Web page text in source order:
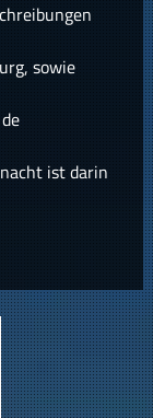
sowie
ist darin